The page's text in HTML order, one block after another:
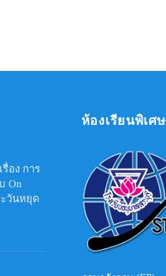
อง การ
On
วันหยุด
ห้องเรียนพิเศษ